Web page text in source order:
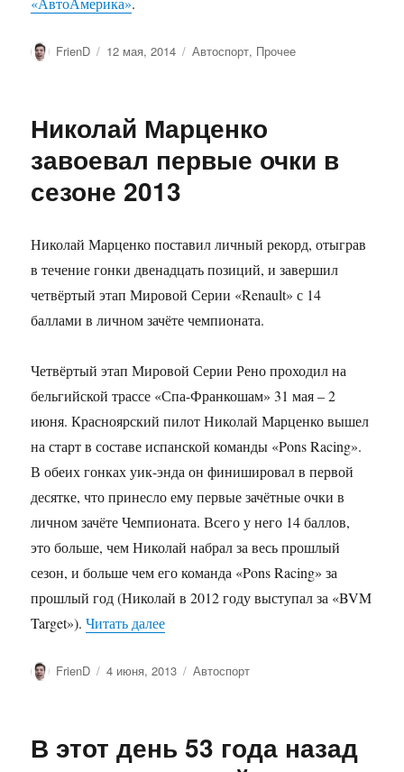
Автор
FrienD Опубликовано
12 мая, 2014 Рубрики
Автоспорт, Прочее
Николай Марценко
завоевал первые очки в
сезоне 2013
Николай Марценко поставил личный рекорд, отыграв
в течение гонки двенадцать позиций, и завершил
четвёртый этап Мировой Серии «Renault» с 14
баллами в личном зачёте чемпионата.
Четвёртый этап Мировой Серии Рено проходил на
бельгийской трассе «Спа-Франкошам» 31 мая – 2
июня. Красноярский пилот Николай Марценко вышел
на старт в составе испанской команды «Pons Racing».
В обеих гонках уик-энда он финишировал в первой
десятке, что принесло ему первые зачётные очки в
личном зачёте Чемпионата. Всего у него 14 баллов,
это больше, чем Николай набрал за весь прошлый
сезон, и больше чем его команда «Pons Racing» за
прошлый год (Николай в 2012 году выступал за «BVM
Target»).Читать далее«Николай Марценко завоевал первые
Автор
FrienD Опубликовано
4 июня, 2013 Рубрики
Автоспорт
В этот день 53 года назад